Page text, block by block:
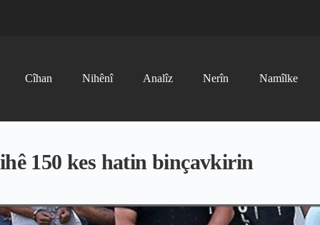
Cîhan Nihênî Analîz Nerîn Namîlke
150 kes hatin binçavkirin